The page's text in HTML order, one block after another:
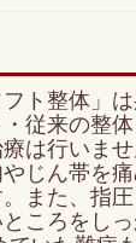
フト整体」
従来の整
は行いま
じん帯を
また、指
ころをし